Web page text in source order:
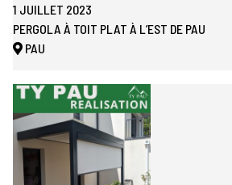
1 JUILLET 2023
PERGOLA À TOIT PLAT À L’EST DE PAU
PAU